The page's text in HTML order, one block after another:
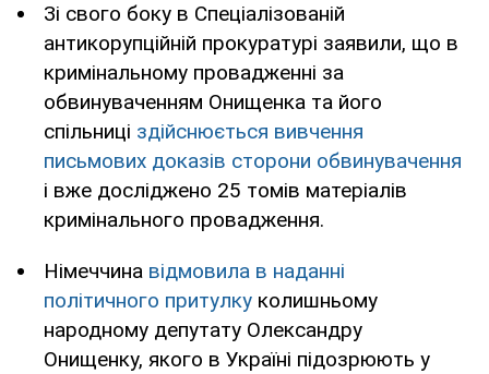
Зі свого боку в Спеціалізованій
антикорупційній прокуратурі заявили, що в
кримінальному провадженні за
обвинуваченням Онищенка та його
спільниці здійснюється вивчення
письмових доказів сторони обвинувачення
і вже досліджено 25 томів матеріалів
кримінального провадження.
Німеччина відмовила в наданні
політичного притулку колишньому
народному депутату Олександру
Онищенку, якого в Україні підозрюють у